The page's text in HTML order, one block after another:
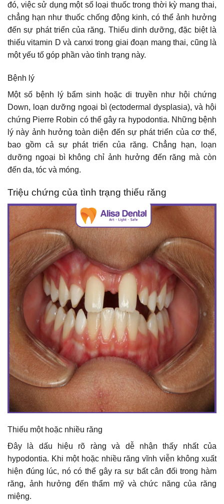
đó, việc sử dụng một số loại thuốc trong thời kỳ mang thai,
chẳng hạn như thuốc chống động kinh, có thể ảnh hưởng
đến sự phát triển của răng. Thiếu dinh dưỡng, đặc biệt là
thiếu vitamin D và canxi trong giai đoạn mang thai, cũng là
một yếu tố góp phần vào tình trạng này.
Bệnh lý
Một số bệnh lý bẩm sinh hoặc di truyền như hội chứng
Down, loạn dưỡng ngoại bì (ectodermal dysplasia), và hội
chứng Pierre Robin có thể gây ra hypodontia. Những bệnh
lý này ảnh hưởng toàn diện đến sự phát triển của cơ thể,
bao gồm cả sự phát triển của răng. Chẳng hạn, loạn
dưỡng ngoại bì không chỉ ảnh hưởng đến răng mà còn
đến da, tóc và móng.
Triệu chứng của tình trạng thiếu răng
Thiếu một hoặc nhiều răng
Đây là dấu hiệu rõ ràng và dễ nhận thấy nhất của
hypodontia. Khi một hoặc nhiều răng vĩnh viễn không xuất
hiện đúng lúc, nó có thể gây ra sự bất cân đối trong hàm
răng, ảnh hưởng đến thẩm mỹ và chức năng của răng
miệng.